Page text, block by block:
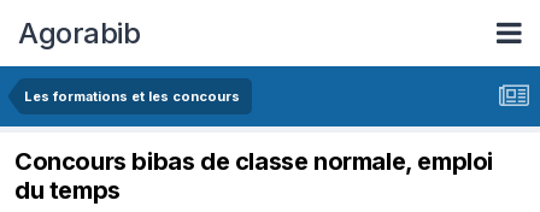
Agorabib
Les formations et les concours
Concours bibas de classe normale, emploi
du temps